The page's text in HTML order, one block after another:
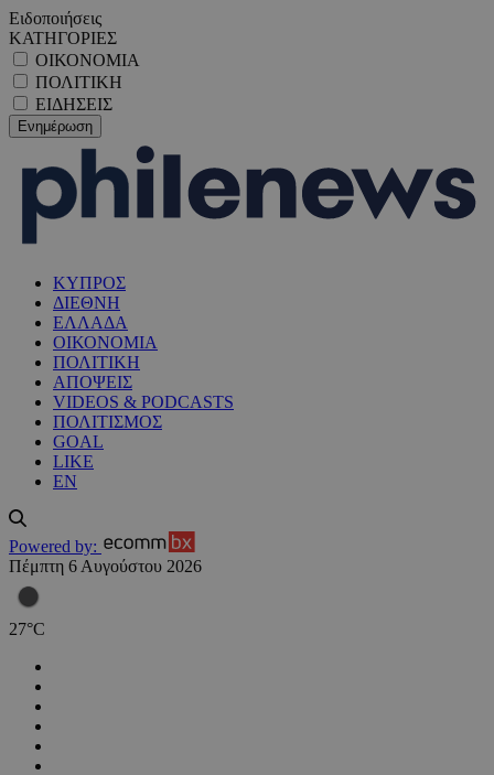
Ειδοποιήσεις
ΚΑΤΗΓΟΡΙΕΣ
ΟΙΚΟΝΟΜΙΑ
ΠΟΛΙΤΙΚΗ
ΕΙΔΗΣΕΙΣ
ΚΥΠΡΟΣ
ΔΙΕΘΝΗ
ΕΛΛΑΔΑ
ΟΙΚΟΝΟΜΙΑ
ΠΟΛΙΤΙΚΗ
ΑΠΟΨΕΙΣ
VIDEOS & PODCASTS
ΠΟΛΙΤΙΣΜΟΣ
GOAL
LIKE
EN
Powered by:
Πέμπτη 6 Αυγούστου 2026
27°C